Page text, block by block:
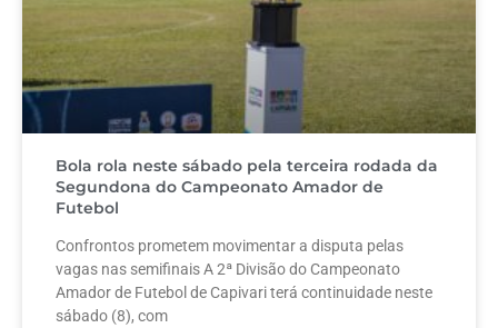
Bola rola neste sábado pela terceira rodada da
Segundona do Campeonato Amador de
Futebol
Confrontos prometem movimentar a disputa pelas
vagas nas semifinais A 2ª Divisão do Campeonato
Amador de Futebol de Capivari terá continuidade neste
sábado (8), com